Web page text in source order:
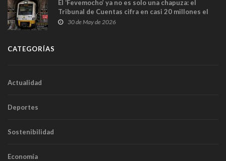
El ‘Fevemocho’ ya no es solo una chapuza: el
Tribunal de Cuentas cifra en casi 20 millones el
sobrecoste de los trenes que no cabían por los
30 de May de 2026
CATEGORÍAS
Actualidad
Deportes
Sostenibilidad
Economía